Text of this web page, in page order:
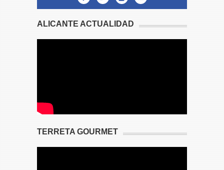
ALICANTE ACTUALIDAD
TERRETA GOURMET